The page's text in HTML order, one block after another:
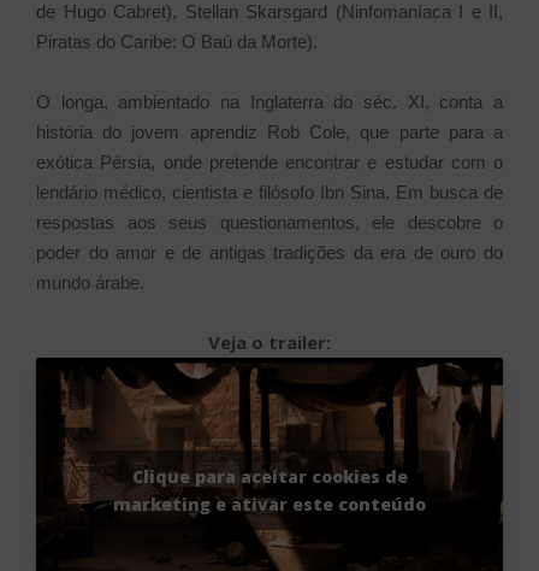
de Hugo Cabret), Stellan Skarsgard (Ninfomaníaca I e II,
Piratas do Caribe: O Baú da Morte).
O longa, ambientado na Inglaterra do séc. XI, conta a
história do jovem aprendiz Rob Cole, que parte para a
exótica Pérsia, onde pretende encontrar e estudar com o
lendário médico, cientista e filósofo Ibn Sina. Em busca de
respostas aos seus questionamentos, ele descobre o
poder do amor e de antigas tradições da era de ouro do
mundo árabe.
Veja o trailer:
Clique para aceitar cookies de
marketing e ativar este conteúdo